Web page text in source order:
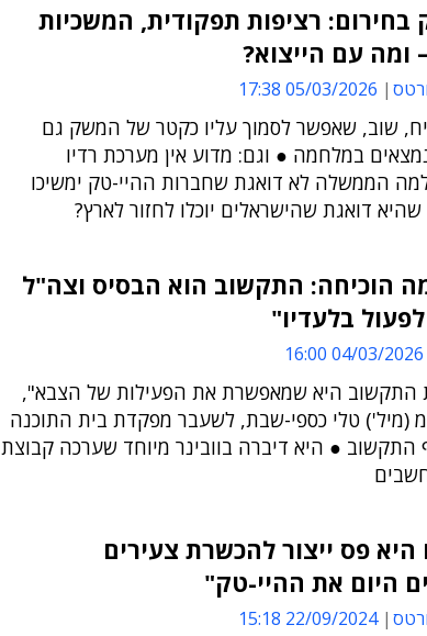
בחירום: רציפות תפקודית, המשכיות
ומה עם הייצוא?
05/03/2026 17:38
שוב, שאפשר לסמוך עליו כקטר של המשק גם
במלחמה ● וגם: מדוע אין מערכת רדיו
הממשלה לא דואגת שחברות ההיי-טק ימשיכו
שהיא דואגת שהישראלים יוכלו לחזור לארץ?
הוכיחה: התקשוב הוא הבסיס וצה"ל
בלעדיו"
04/03/2026 16:00
התקשוב היא שמאפשרת את הפעילות של הצבא",
(מיל') טלי כספי-שבת, לשעבר מפקדת בית התוכנה
● היא דיברה בוובינר מיוחד שערכה קבוצת
פס ייצור להכשרת צעירים
היום את ההיי-טק"
22/09/2024 15:18